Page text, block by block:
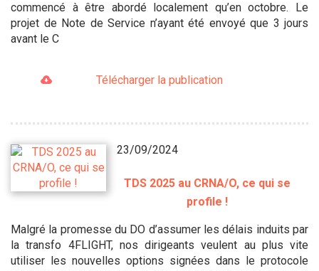
commencé à être abordé localement qu’en octobre. Le
projet de Note de Service n’ayant été envoyé que 3 jours
avant le C
Télécharger la publication
23/09/2024
TDS 2025 au CRNA/O, ce qui se
profile !
Malgré la promesse du DO d’assumer les délais induits par
la transfo 4FLIGHT, nos dirigeants veulent au plus vite
utiliser les nouvelles options signées dans le protocole